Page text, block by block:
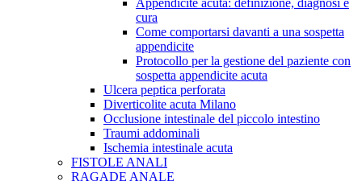
Appendicite acuta: definizione, diagnosi e
cura
Come comportarsi davanti a una sospetta
appendicite
Protocollo per la gestione del paziente con
sospetta appendicite acuta
Ulcera peptica perforata
Diverticolite acuta Milano
Occlusione intestinale del piccolo intestino
Traumi addominali
Ischemia intestinale acuta
FISTOLE ANALI
RAGADE ANALE